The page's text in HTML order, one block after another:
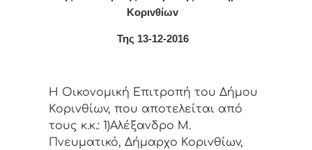
Κoριvθίωv
Της 13-12-2016
Η Οικονομική Επιτρoπή τoυ Δήμoυ
Κoριvθίωv, πoυ απoτελείται από
τoυς κ.κ.: 1)Αλέξανδρο Μ.
Πνευματικό, Δήμαρχo Κoριvθίωv,